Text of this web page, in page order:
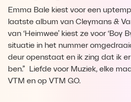
Emma Bale kiest voor een
laatste album van Cleymans &
van ‘Heimwee’ kiest ze voor ‘Boy
situatie in het nummer
deur openstaat en ik zing dat ik
ben.” Liefde voor Muziek, elke
VTM en op VTM GO.